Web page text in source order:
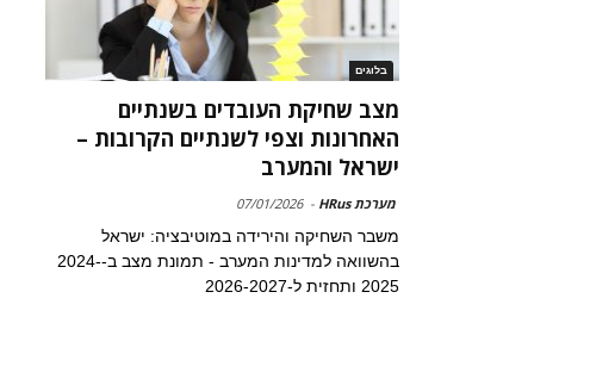
בלוגים
מצב שחיקת העובדים בשנתיים
האחרונות וצפי לשנתיים הקרובות –
ישראל והמערב
מערכת HRus -
07/01/2026
משבר השחיקה והירידה במוטיבציה: ישראל
בהשוואה למדינות המערב - תמונת מצב ב-2024-
2025 ותחזית ל-2026-2027